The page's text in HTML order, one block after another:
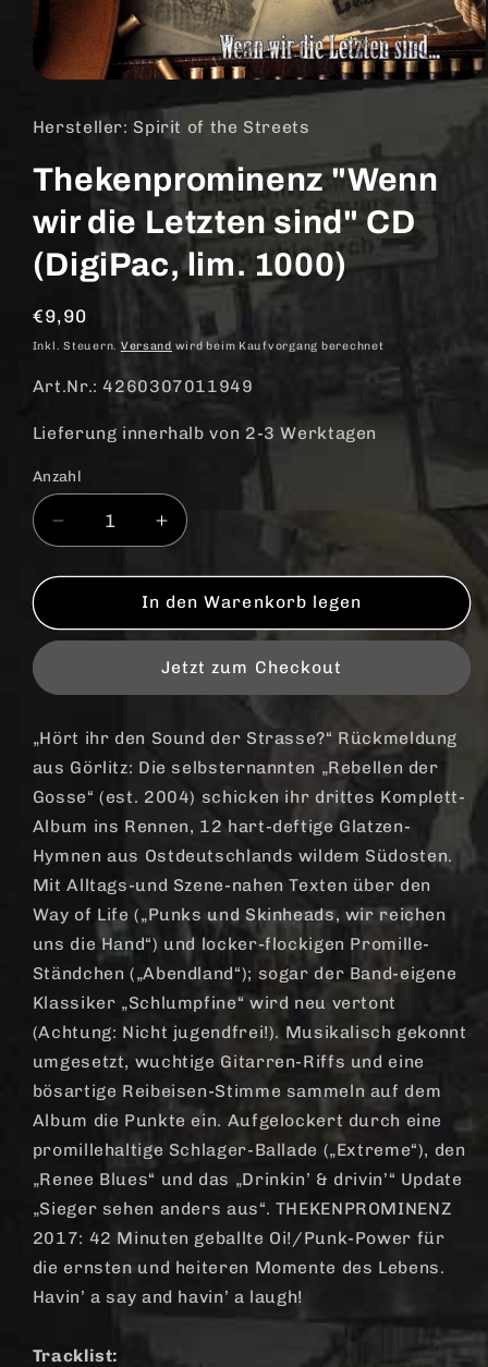
in
Modal
Hersteller: Spirit of the Streets
Thekenprominenz "Wenn
wir die Letzten sind" CD
(DigiPac, lim. 1000)
Normaler
Preis
€9,90
Inkl. Steuern. Versand wird beim Kaufvorgang berechnet
Art.Nr.: 4260307011949
Lieferung innerhalb von 2-3 Werktagen
Anzahl
Anzahl
Verringere
die
Menge
Thekenprominenz
die
sind&quot;
CD
(DigiPac,
lim.
Erhöhe
die
Menge
für
Thekenprominenz
wir
die
sind&quot;
CD
(DigiPac,
lim.
1000)
In den Warenkorb legen
Jetzt zum Checkout
„Hört ihr den Sound der Strasse?“ Rückmeldung
aus Görlitz: Die selbsternannten „Rebellen der
Gosse“ (est. 2004) schicken ihr drittes Komplett-
Album ins Rennen, 12 hart-deftige Glatzen-
Hymnen aus Ostdeutschlands wildem Südosten.
Mit Alltags-und Szene-nahen Texten über den
Way of Life („Punks und Skinheads, wir reichen
uns die Hand“) und locker-flockigen Promille-
Ständchen („Abendland“); sogar der Band-eigene
Klassiker „Schlumpfine“ wird neu vertont
(Achtung: Nicht jugendfrei!). Musikalisch gekonnt
umgesetzt, wuchtige Gitarren-Riffs und eine
bösartige Reibeisen-Stimme sammeln auf dem
Album die Punkte ein. Aufgelockert durch eine
promillehaltige Schlager-Ballade („Extreme“), den
„Renee Blues“ und das „Drinkin’ & drivin’“ Update
„Sieger sehen anders aus“. THEKENPROMINENZ
2017: 42 Minuten geballte Oi!/Punk-Power für
die ernsten und heiteren Momente des Lebens.
Havin’ a say and havin’ a laugh!
Tracklist: